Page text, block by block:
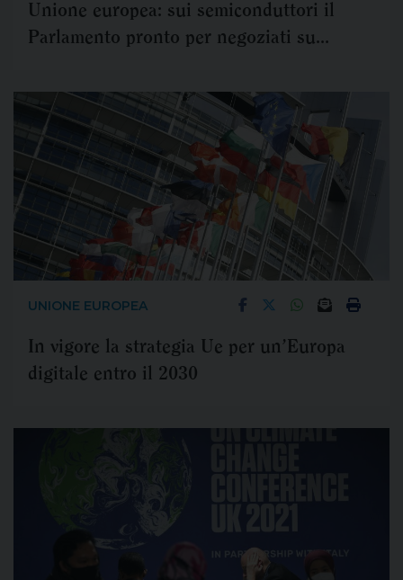
Unione europea: sui semiconduttori il
Parlamento pronto per negoziati su
UNIONE EUROPEA
In vigore la strategia Ue per un’Europa
digitale entro il 2030